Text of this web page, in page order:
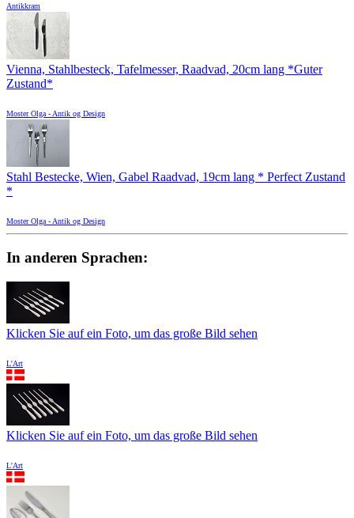
Antikkram
Vienna, Stahlbesteck, Tafelmesser, Raadvad, 20cm lang *Guter
Zustand*
Moster Olga - Antik og Design
Stahl Bestecke, Wien, Gabel Raadvad, 19cm lang * Perfect Zustand
*
Moster Olga - Antik og Design
In anderen Sprachen:
Klicken Sie auf ein Foto, um das große Bild sehen
L'Art
Klicken Sie auf ein Foto, um das große Bild sehen
L'Art